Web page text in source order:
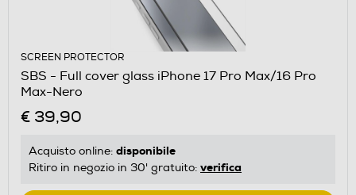
SCREEN PROTECTOR
SBS - Full cover glass iPhone 17 Pro Max/16 Pro
Max-Nero
€ 39,90
Acquisto online: disponibile
Ritiro in negozio in 30' gratuito: verifica